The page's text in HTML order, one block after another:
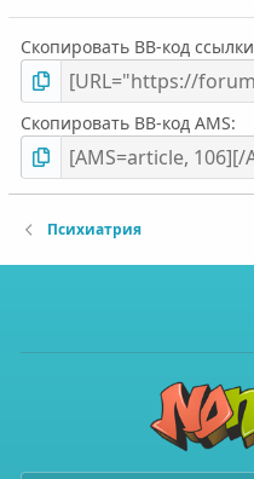
Скопировать BB-код ссылки
Скопировать BB-код AMS
Психиатрия